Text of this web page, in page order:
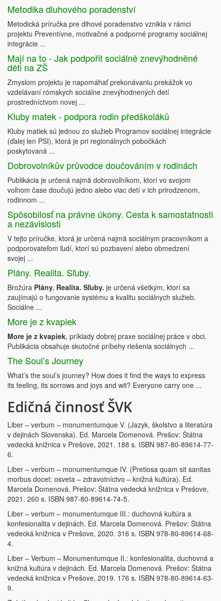
Metodika dluhového poradenství
Metodická príručka pre dlhové poradenstvo vznikla v rámci
projektu Preventívne, motivačné a podporné programy sociálnej
integrácie ...
Mají na to - Jak podpořit sociálně znevýhodněné
děti na ZŠ
Zmyslom projektu je napomáhať prekonávaniu prekážok vo
vzdelávaní rómskych sociálne znevýhodnených detí
prostredníctvom novej ...
Kluby matek - podpora rodin předškoláků
Kluby matiek sú jednou zo služieb Programov sociálnej integrácie
(ďalej len PSI), ktorá je pri regionálnych pobočkách
poskytovaná ...
Dobrovolníkův průvodce doučováním v rodinách
Publikácia je určená najmä dobrovoľníkom, ktorí vo svojom
voľnom čase doučujú jedno alebo viac detí v ich prirodzenom,
rodinnom ...
Spôsobilosť na právne úkony. Cesta k samostatnosti
a nezávislosti
V tejto príručke, ktorá je určená najmä sociálnym pracovníkom a
podporovateľom ľudí, ktorí sú pozbavení alebo obmedzení
svojej ...
Plány. Realita. Sľuby.
Brožúra Plány. Realita. Sľuby. je určená všetkým, ktorí sa
zaujímajú o fungovanie systému a kvalitu sociálnych služieb.
Sociálne ...
More je z kvapiek
More je z kvapiek, príklady dobrej praxe sociálnej práce v obci.
Publikácia obsahuje skutočné príbehy riešenia sociálnych ...
The Soul’s Journey
What’s the soul’s journey? How does it find the ways to express
its feeling, its sorrows and joys and wit? Everyone carry one ...
Edičná činnosť ŠVK
Liber – verbum – monumentumque V. (Jazyk, školstvo a literatúra
v dejinách Slovenska). Ed. Marcela Domenová. Prešov: Štátna
vedecká knižnica v Prešove, 2021. 188 s. ISBN 987-80-89614-77-
6.
Liber – verbum – monumentumque IV. (Pretiosa quam sit sanitas
morbus docet: osveta – zdravotníctvo – knižná kultúra). Ed.
Marcela Domenová. Prešov: Štátna vedecká knižnica v Prešove,
2021. 260 s. ISBN 987-80-89614-74-5.
Liber – verbum – monumentumque III.: duchovná kultúra a
konfesionalita v dejinách. Ed. Marcela Domenová. Prešov: Štátna
vedecká knižnica v Prešove, 2020. 316 s. ISBN 978-80-89614-68-
4.
Liber – Verbum – Monumentumque II.: konfesionalita, duchovná a
knižná kultúra v dejinách. Ed. Marcela Domenová. Prešov: Štátna
vedecká knižnica v Prešove, 2019. 176 s. ISBN 978-80-89614-63-
9.